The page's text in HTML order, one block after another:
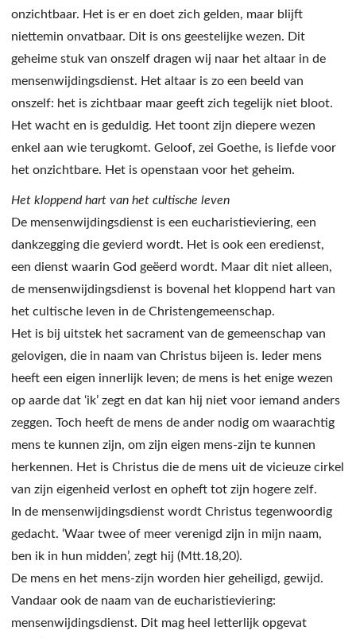
onzichtbaar. Het is er en doet zich gelden, maar blijft
niettemin onvatbaar. Dit is ons geestelijke wezen. Dit
geheime stuk van onszelf dragen wij naar het altaar in de
mensenwijdingsdienst. Het altaar is zo een beeld van
onszelf: het is zichtbaar maar geeft zich tegelijk niet bloot.
Het wacht en is geduldig. Het toont zijn diepere wezen
enkel aan wie terugkomt. Geloof, zei Goethe, is liefde voor
het onzichtbare. Het is openstaan voor het geheim.
Het kloppend hart van het cultische leven
De mensenwijdingsdienst is een eucharistieviering, een
dankzegging die gevierd wordt. Het is ook een eredienst,
een dienst waarin God geëerd wordt. Maar dit niet alleen,
de mensenwijdingsdienst is bovenal het kloppend hart van
het cultische leven in de Christengemeenschap.
Het is bij uitstek het sacrament van de gemeenschap van
gelovigen, die in naam van Christus bijeen is. Ieder mens
heeft een eigen innerlijk leven; de mens is het enige wezen
op aarde dat ‘ik’ zegt en dat kan hij niet voor iemand anders
zeggen. Toch heeft de mens de ander nodig om waarachtig
mens te kunnen zijn, om zijn eigen mens-zijn te kunnen
herkennen. Het is Christus die de mens uit de vicieuze cirkel
van zijn eigenheid verlost en opheft tot zijn hogere zelf.
In de mensenwijdingsdienst wordt Christus tegenwoordig
gedacht. ‘Waar twee of meer verenigd zijn in mijn naam,
ben ik in hun midden’, zegt hij (Mtt.18,20).
De mens en het mens-zijn worden hier geheiligd, gewijd.
Vandaar ook de naam van de eucharistieviering:
mensenwijdingsdienst. Dit mag heel letterlijk opgevat